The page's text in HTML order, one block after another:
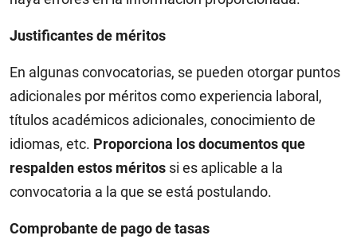
Justificantes de méritos
En algunas convocatorias, se pueden otorgar puntos
adicionales por méritos como experiencia laboral,
títulos académicos adicionales, conocimiento de
idiomas, etc. Proporciona los documentos que
respalden estos méritos si es aplicable a la
convocatoria a la que se está postulando.
Comprobante de pago de tasas